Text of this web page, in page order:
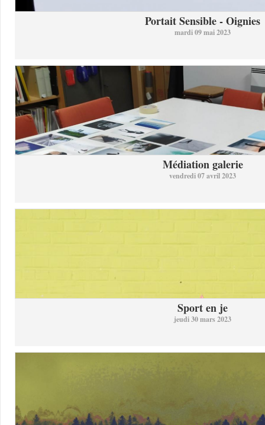
Portait Sensible - Oignies
mardi 09 mai 2023
Médiation galerie
vendredi 07 avril 2023
Sport en je
jeudi 30 mars 2023